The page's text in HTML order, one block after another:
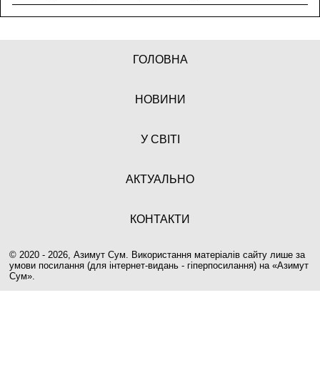
ГОЛОВНА
НОВИНИ
У СВІТІ
АКТУАЛЬНО
КОНТАКТИ
© 2020 - 2026, Азимут Сум. Використання матеріалів сайту лише за
умови посилання (для інтернет-видань - гіперпосилання) на «Азимут
Сум».